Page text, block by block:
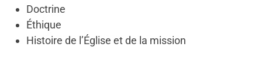
Doctrine
Éthique
Histoire de l’Église et de la mission